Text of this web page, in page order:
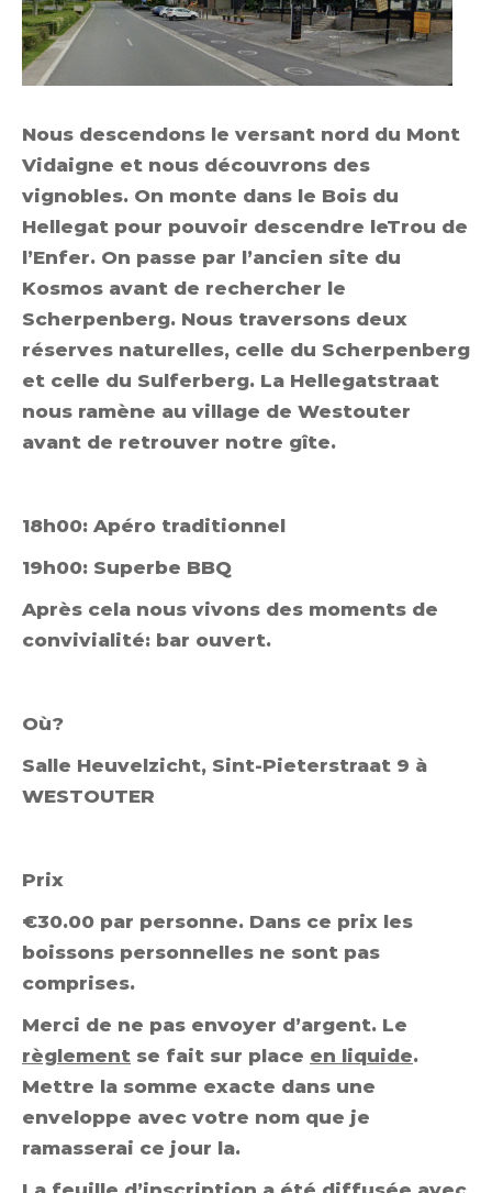
Nous descendons le versant nord du Mont
Vidaigne et nous découvrons des
vignobles. On monte dans le Bois du
Hellegat pour pouvoir descendre leTrou de
l’Enfer. On passe par l’ancien site du
Kosmos avant de rechercher le
Scherpenberg. Nous traversons deux
réserves naturelles, celle du Scherpenberg
et celle du Sulferberg. La Hellegatstraat
nous ramène au village de Westouter
avant de retrouver notre gîte.
18h00: Apéro traditionnel
19h00: Superbe BBQ
Après cela nous vivons des moments de
convivialité: bar ouvert.
Où?
Salle Heuvelzicht, Sint-Pieterstraat 9 à
WESTOUTER
Prix
€30.00 par personne. Dans ce prix les
boissons personnelles ne sont pas
comprises.
Merci de ne pas envoyer d’argent. Le
règlement se fait sur place en liquide.
Mettre la somme exacte dans une
enveloppe avec votre nom que je
ramasserai ce jour la.